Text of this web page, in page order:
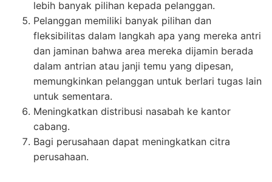
lebih banyak pilihan kepada pelanggan.
Pelanggan memiliki banyak pilihan dan
fleksibilitas dalam langkah apa yang mereka antri
dan jaminan bahwa area mereka dijamin berada
dalam antrian atau janji temu yang dipesan,
memungkinkan pelanggan untuk berlari tugas lain
untuk sementara.
Meningkatkan distribusi nasabah ke kantor
cabang.
Bagi perusahaan dapat meningkatkan citra
perusahaan.